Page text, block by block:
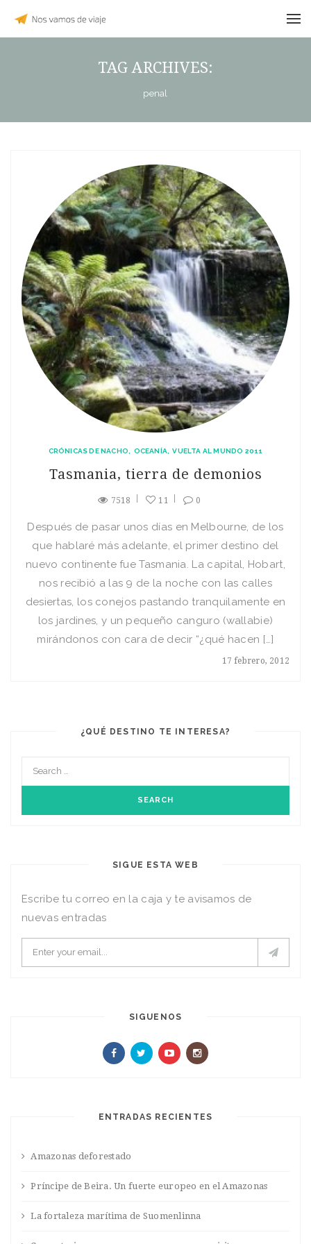
TAG ARCHIVES:
penal
CRÓNICAS DE NACHO OCEANÍA VUELTA AL MUNDO 2011
Tasmania, tierra de demonios
7518 11 0
17 febrero, 2012
Después de pasar unos días en Melbourne, de los
que hablaré más adelante, el primer destino del
nuevo continente fue Tasmania. La capital, Hobart,
nos recibió a las 9 de la noche con las calles
desiertas, los conejos pastando tranquilamente en
los jardines, y un pequeño canguro (wallabie)
mirándonos con cara de decir “¿qué hacen […]
¿QUÉ DESTINO TE INTERESA?
SIGUE ESTA WEB
Escribe tu correo en la caja y te avisamos de
nuevas entradas
SIGUENOS
ENTRADAS RECIENTES
Amazonas deforestado
Príncipe de Beira. Un fuerte europeo en el Amazonas
La fortaleza marítima de Suomenlinna